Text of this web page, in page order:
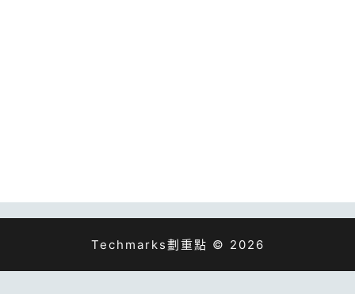
Techmarks劃重點 © 2026